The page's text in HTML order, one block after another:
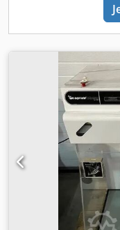
aus Edelstahl -304,
ausgeführt mit
Welle) -
Edelstahlgehäuse
befestigt -